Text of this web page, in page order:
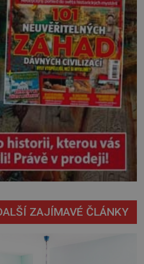
ZAJÍMAVÉ ČLÁNKY